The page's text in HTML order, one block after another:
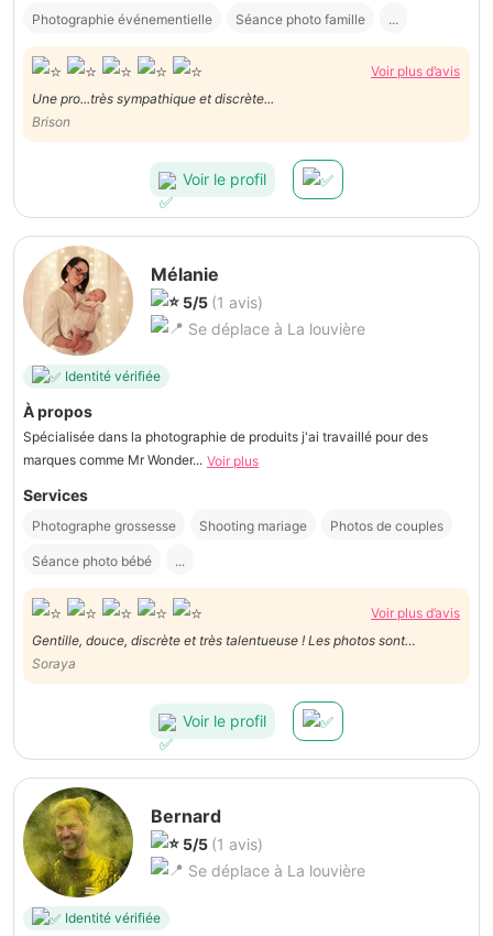
Photographie événementielle Séance photo famille ...
Voir plus d’avis
Une pro...très sympathique et discrète...
Brison
Voir le profil
Mélanie
5/5 (1 avis)
Se déplace à La louvière
Identité vérifiée
À propos
Spécialisée dans la photographie de produits j'ai travaillé pour des
marques comme Mr Wonder... Voir plus
Services
Photographe grossesse Shooting mariage Photos de couples
Séance photo bébé ...
Voir plus d’avis
Gentille, douce, discrète et très talentueuse ! Les photos sont
Soraya
Voir le profil
Bernard
5/5 (1 avis)
Se déplace à La louvière
Identité vérifiée